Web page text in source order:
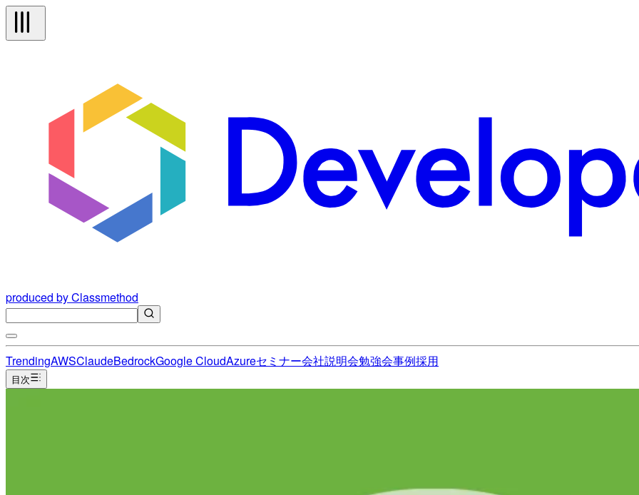
produced by Classmethod
TrendingAWSClaudeBedrockGoogle CloudAzureセミナー会社説明会勉強会事例採用
目次